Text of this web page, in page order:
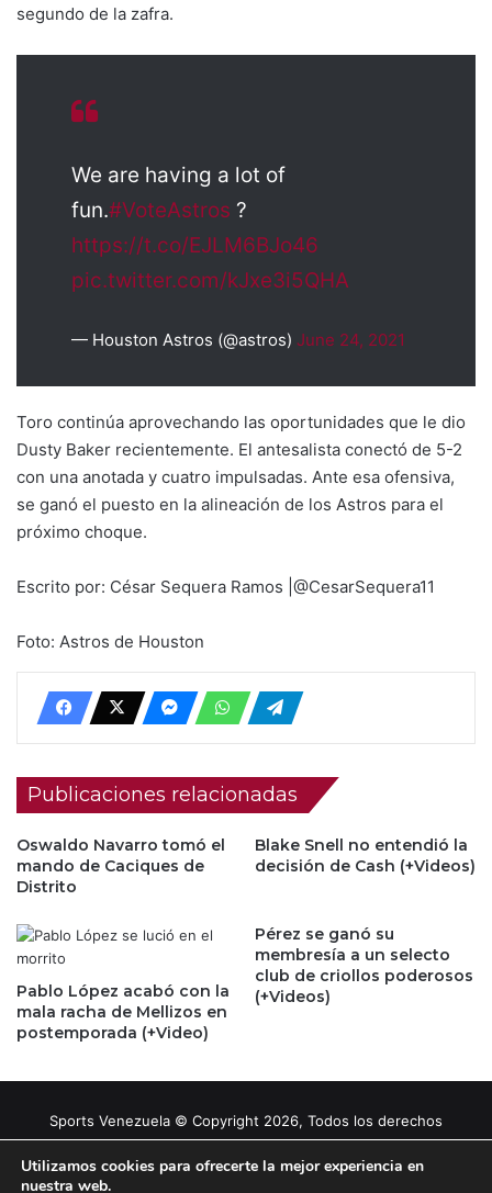
segundo de la zafra.
We are having a lot of
fun.#VoteAstros ?
https://t.co/EJLM6BJo46
pic.twitter.com/kJxe3i5QHA
— Houston Astros (@astros) June 24, 2021
Toro continúa aprovechando las oportunidades que le dio
Dusty Baker recientemente. El antesalista conectó de 5-2
con una anotada y cuatro impulsadas. Ante esa ofensiva,
se ganó el puesto en la alineación de los Astros para el
próximo choque.
Escrito por: César Sequera Ramos |@CesarSequera11
Foto: Astros de Houston
Publicaciones relacionadas
Oswaldo Navarro tomó el
mando de Caciques de
Distrito
Blake Snell no entendió la
decisión de Cash (+Videos)
Pablo López acabó con la
mala racha de Mellizos en
postemporada (+Video)
Pérez se ganó su
membresía a un selecto
club de criollos poderosos
(+Videos)
Sports Venezuela © Copyright 2026, Todos los derechos
Utilizamos cookies para ofrecerte la mejor experiencia en
nuestra web.